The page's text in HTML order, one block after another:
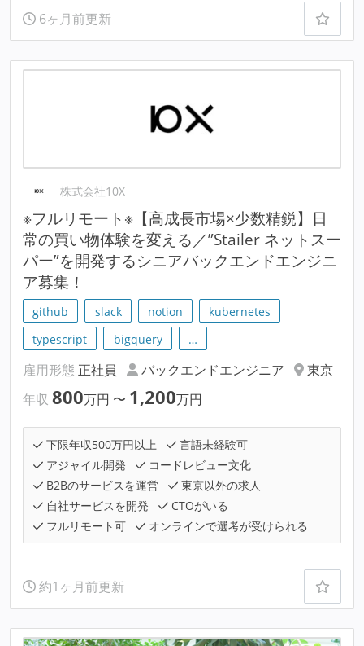
6ヶ月前更新
株式会社10X
※フルリモート※【高成長市場×少数精鋭】日
常の買い物体験を変える／”Stailer ネットスー
パー”を開発するシニアバックエンドエンジニ
ア募集！
github slack notion
kubernetes
typescript
bigquery …
雇用形態 正社員 バックエンドエンジニア
東京
年収 800万円 〜 1,200万円
下限年収500万円以上
言語未経験可
アジャイル開発
コードレビュー文化
B2Bのサービスを運営
東京以外の求人
自社サービスを開発
CTOがいる
フルリモート可
オンラインで選考が受けられる
約1ヶ月前更新